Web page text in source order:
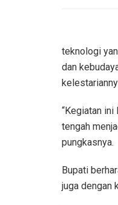
teknologi
dan
“Kegiatan
tengah
pungkasnya.
Bupati
juga dengan